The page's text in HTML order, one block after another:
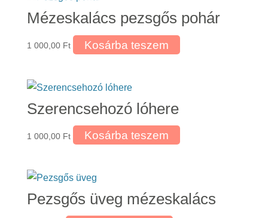
Mézeskalács pezsgős pohár
1 000,00 Ft Kosárba teszem
Szerencsehozó lóhere
1 000,00 Ft Kosárba teszem
Pezsgős üveg mézeskalács